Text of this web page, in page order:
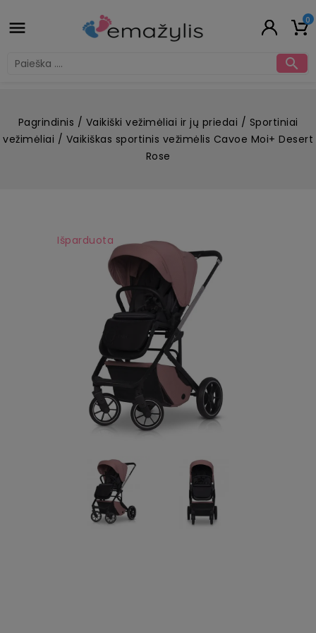
 0

Pagrindinis Vaikiški vežimėliai ir jų priedai
Sportiniai
vežimėliai
Vaikiškas sportinis vežimėlis Cavoe Moi+ Desert
Rose
Išparduota